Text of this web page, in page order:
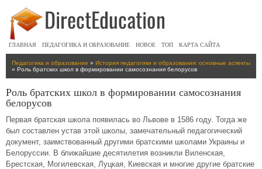
ГЛАВНАЯ ПЕДАГОГИКА И ОБРАЗОВАНИЕ НОВОЕ ТОП КАРТА САЙТА
Педагогика и образование » История педагогики и образования: основные аспекты
» Роль братских школ в формировании самосознания белорусов
Роль братских школ в формировании самосознания
белорусов
Первая братская школа появилась во Львове в 1586 году. Тогда же
был составлен устав этой школы, замечательный педагогический
документ, заимствованный другими братскими школами Украины и
Белоруссии. В ближайшие десятилетия возникли Виленская,
Брестская, Могилевская, Луцкая, Киевская и многие другие братские